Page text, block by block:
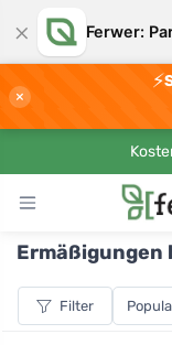
× Ferwer:
×
⚡
Ermäßigungen
Filter